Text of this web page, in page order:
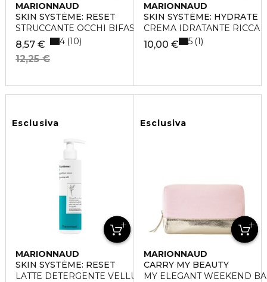
MARIONNAUD
SKIN SYSTÈME: RESET
STRUCCANTE OCCHI BIFASICO
8,57 €
12,25 €
4 10
MARIONNAUD
SKIN SYSTÉME: HYDRATE
CREMA IDRATANTE RICCA
10,00 € 5 1
Esclusiva
MARIONNAUD
SKIN SYSTÈME: RESET
LATTE DETERGENTE VELLUTATO
Esclusiva
MARIONNAUD
CARRY MY BEAUTY
MY ELEGANT WEEKEND